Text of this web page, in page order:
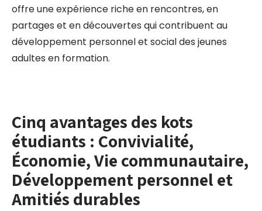
offre une expérience riche en rencontres, en
partages et en découvertes qui contribuent au
développement personnel et social des jeunes
adultes en formation.
Cinq avantages des kots
étudiants : Convivialité,
Économie, Vie communautaire,
Développement personnel et
Amitiés durables